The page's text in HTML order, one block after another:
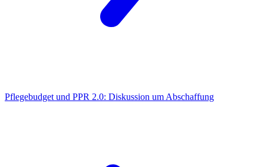
Pflegebudget und PPR 2.0: Diskussion um Abschaffung